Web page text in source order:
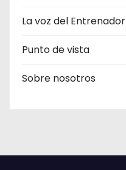
La voz del Entrenador
Punto de vista
Sobre nosotros